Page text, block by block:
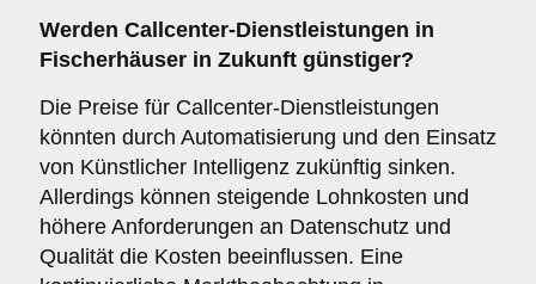
Werden Callcenter-Dienstleistungen in
Fischerhäuser in Zukunft günstiger?
Die Preise für Callcenter-Dienstleistungen
könnten durch Automatisierung und den Einsatz
von Künstlicher Intelligenz zukünftig sinken.
Allerdings können steigende Lohnkosten und
höhere Anforderungen an Datenschutz und
Qualität die Kosten beeinflussen. Eine